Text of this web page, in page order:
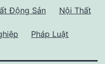
Động Sản Nội Thất
Pháp Luật